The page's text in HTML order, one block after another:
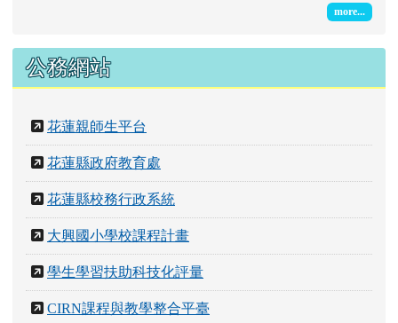
more...
公務網站
花蓮親師生平台
花蓮縣政府教育處
花蓮縣校務行政系統
大興國小學校課程計畫
學生學習扶助科技化評量
CIRN課程與教學整合平臺